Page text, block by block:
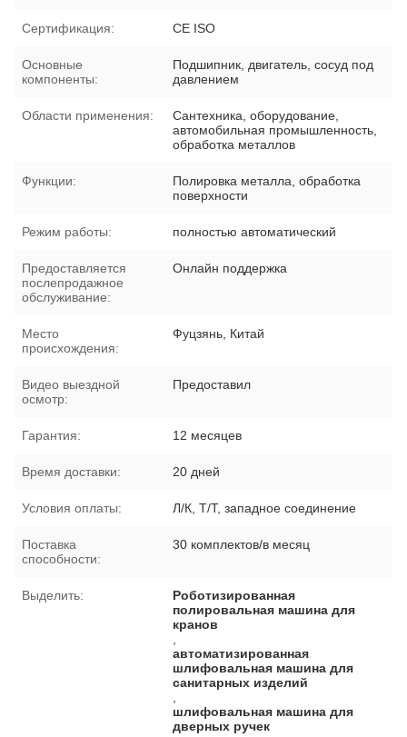
Сертификация: CE ISO
Основные
компоненты:
Подшипник, двигатель, сосуд под
давлением
Области применения:
Сантехника, оборудование,
автомобильная промышленность,
обработка металлов
Функции:
Полировка металла, обработка
поверхности
Режим работы: полностью автоматический
Предоставляется
послепродажное
обслуживание:
Онлайн поддержка
Место
происхождения:
Фуцзянь, Китай
Видео выездной
осмотр:
Предоставил
Гарантия: 12 месяцев
Время доставки: 20 дней
Условия оплаты: Л/К, Т/Т, западное соединение
Поставка
способности:
30 комплектов/в месяц
Выделить:
Роботизированная
полировальная машина для
кранов
автоматизированная
шлифовальная машина для
санитарных изделий
шлифовальная машина для
дверных ручек